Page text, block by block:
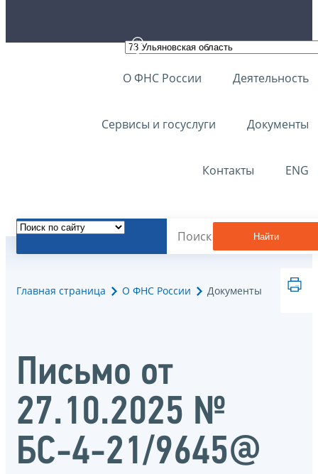
О ФНС России Деятельность
Сервисы и госуслуги Документы
Контакты ENG
Найти
Главная страница О ФНС России Документы
Письмо от
27.10.2025 №
БС-4-21/9645@